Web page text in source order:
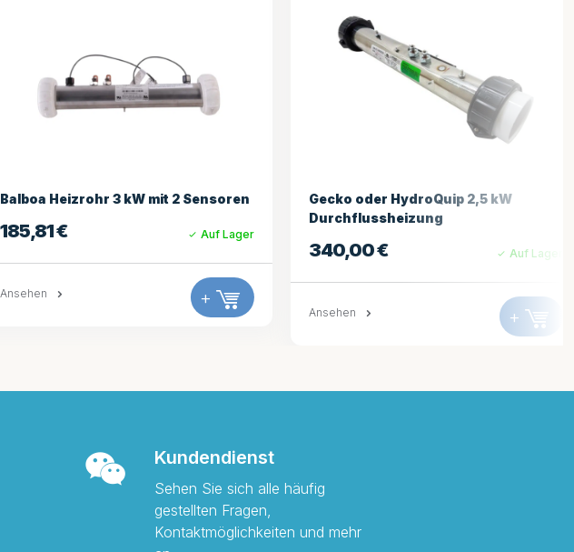
Gecko oder HydroQuip 2,5 kW
+
AeWare IN.YJ 3kW Fernheizung
+
Kundendienst
Sehen Sie sich alle häufig
gestellten Fragen,
Kontaktmöglichkeiten und mehr